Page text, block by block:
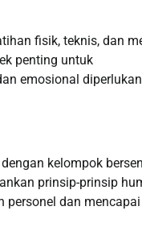
fisik, teknis, dan
penting untuk
emosional diperlukan
kelompok
prinsip-prinsip
personel dan mencapai